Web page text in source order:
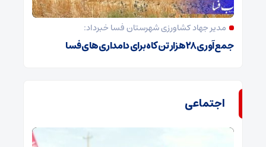
مدیر جهاد کشاورزی شهرستان فسا خبرداد:
جمع‌آوری ۲۸ هزار تن کاه برای دامداری‌های فسا
اجتماعی